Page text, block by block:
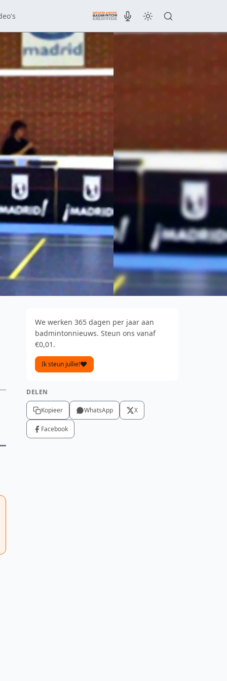
We werken 365 dagen per jaar aan
badmintonnieuws. Steun ons vanaf
€0,01.
Ik steun jullie!
DELEN
Kopieer WhatsApp X
Facebook